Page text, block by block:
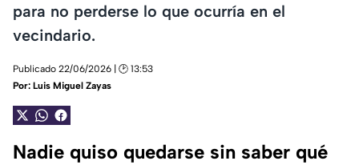
para no perderse lo que ocurría en el
vecindario.
Publicado 22/06/2026 | 🕑 13:53
Por: Luis Miguel Zayas
Nadie quiso quedarse sin saber qué